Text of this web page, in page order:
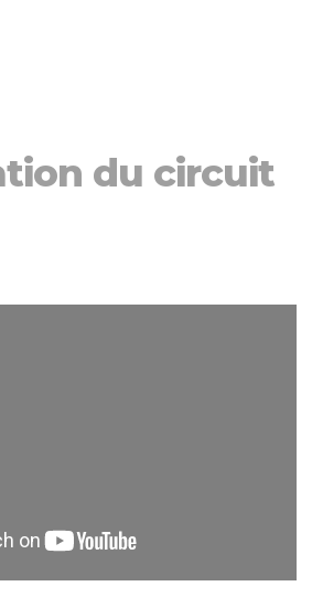
du circuit